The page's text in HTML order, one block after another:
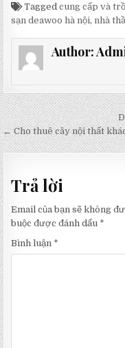
Taggedcung cấp và
sạn deawoo hà nội,nhà
Author:
Điều
hướng
bài
viết
← Cho thuê cây nội thất
Trả lời
Email của bạn sẽ không
buộc được đánh dấu *
Bình luận *